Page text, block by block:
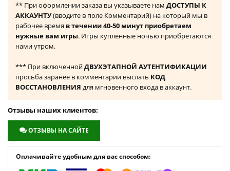
** При оформлении заказа вы указываете нам ДОСТУПЫ К
АККАУНТУ(вводите в поле Комментарий) на который мы в
рабочее время в течении 40-50 минут приобретаем
нужные вам игры. Игры купленные ночью приобретаются
нами утром.
*** При включеннойДВУХЭТАПНОЙ АУТЕНТИФИКАЦИИ
просьба заранее в комментарии выслать КОД
ВОССТАНОВЛЕНИЯ для мгновенного входа в аккаунт.
Отзывы наших клиентов:
ОТЗЫВЫ НА САЙТЕ
Оплачивайте удобным для вас способом: